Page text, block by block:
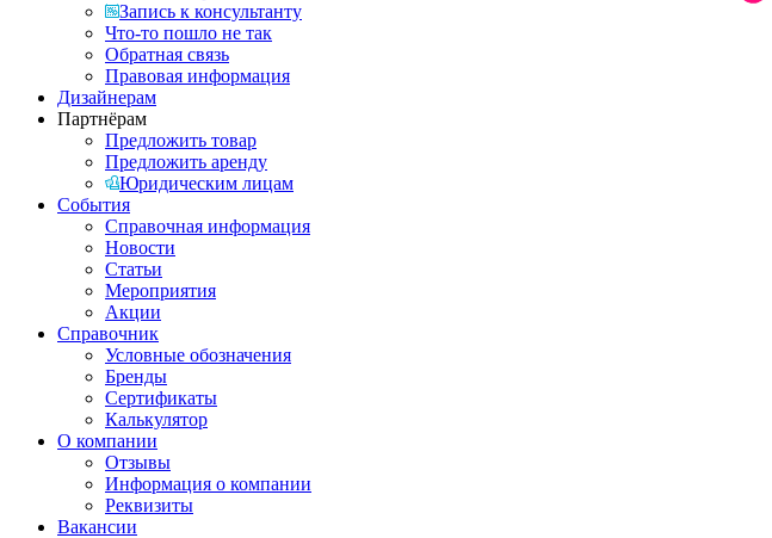
Запись к консультанту
Что-то пошло не так
Обратная связь
Правовая информация
Дизайнерам
Партнёрам
Предложить товар
Предложить аренду
Юридическим лицам
События
Справочная информация
Новости
Статьи
Мероприятия
Акции
Справочник
Условные обозначения
Бренды
Сертификаты
Калькулятор
О компании
Отзывы
Информация о компании
Реквизиты
Вакансии